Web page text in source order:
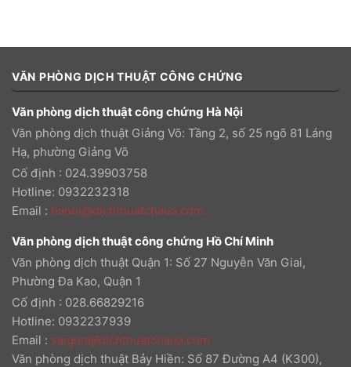
VĂN PHÒNG DỊCH THUẬT CÔNG CHỨNG
Văn phòng dịch thuật công chứng Hà Nội
Văn phòng dịch thuật Giảng Võ: Tầng 2, số 25 ngõ 81 Láng
Hạ, phường Giảng Võ
Cố định : 024.39903758
Hotline: 0932232318
Email : hanoi@dichthuatchaua.com
Văn phòng dịch thuật công chứng Hồ Chí Minh
Văn phòng dịch thuật Quận 1: Số 27 Nguyễn Văn Giai,
Phường Đa Kao, Quận 1
Cố định : 028.66829216
Hotline: 0932237939
Email : saigon@dichthuatchaua.com
Văn phòng dịch thuật Bảy Hiền: Số 87 Đường A4 (K300),